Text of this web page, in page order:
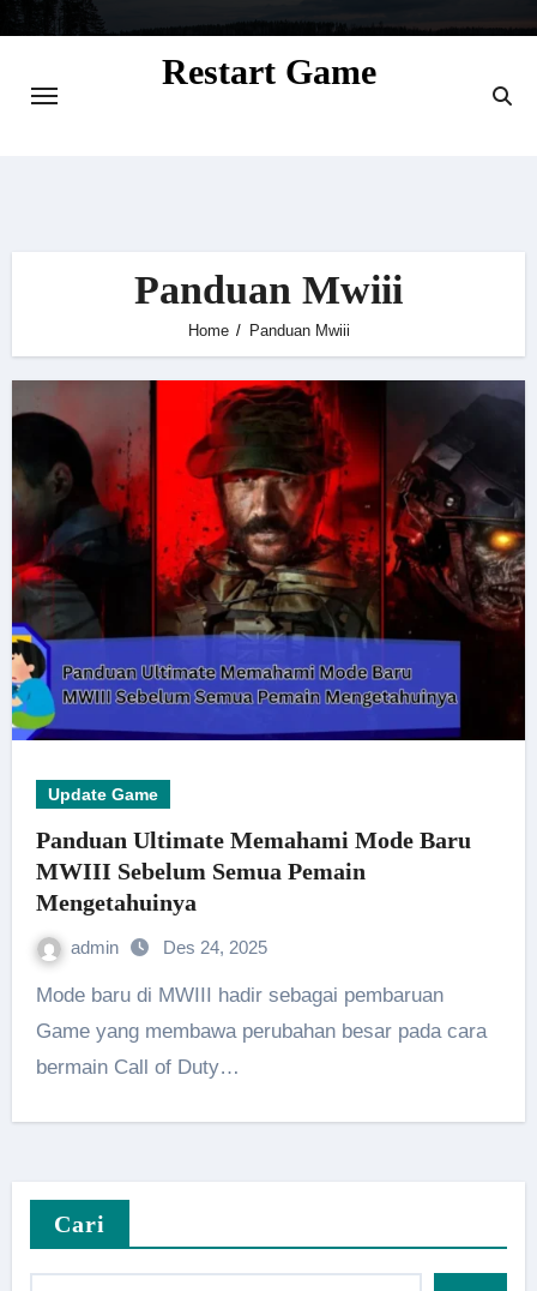
Restart Game
Panduan Mwiii
Home Panduan Mwiii
Update Game
Panduan Ultimate Memahami Mode Baru
MWIII Sebelum Semua Pemain
Mengetahuinya
admin Des 24, 2025
Mode baru di MWIII hadir sebagai pembaruan
Game yang membawa perubahan besar pada cara
bermain Call of Duty…
Cari